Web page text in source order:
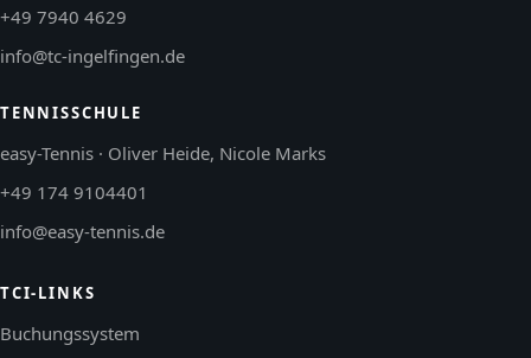
+49 7940 4629
info@tc-ingelfingen.de
TENNISSCHULE
easy-Tennis · Oliver Heide, Nicole Marks
+49 174 9104401
info@easy-tennis.de
TCI-LINKS
Buchungssystem